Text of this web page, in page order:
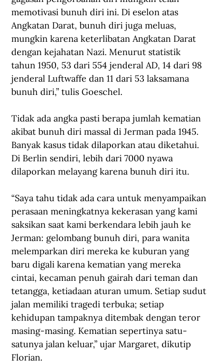
memotivasi bunuh diri ini. Di eselon atas
Angkatan Darat, bunuh diri juga meluas,
mungkin karena keterlibatan Angkatan Darat
dengan kejahatan Nazi. Menurut statistik
tahun 1950, 53 dari 554 jenderal AD, 14 dari 98
jenderal Luftwaffe dan 11 dari 53 laksamana
bunuh diri,” tulis Goeschel.
Tidak ada angka pasti berapa jumlah kematian
akibat bunuh diri massal di Jerman pada 1945.
Banyak kasus tidak dilaporkan atau diketahui.
Di Berlin sendiri, lebih dari 7000 nyawa
dilaporkan melayang karena bunuh diri itu.
“Saya tahu tidak ada cara untuk menyampaikan
perasaan meningkatnya kekerasan yang kami
saksikan saat kami berkendara lebih jauh ke
Jerman: gelombang bunuh diri, para wanita
melemparkan diri mereka ke kuburan yang
baru digali karena kematian yang mereka
cintai, kecaman penuh gairah dari teman dan
tetangga, ketiadaan aturan umum. Setiap sudut
jalan memiliki tragedi terbuka; setiap
kehidupan tampaknya ditembak dengan teror
masing-masing. Kematian sepertinya satu-
satunya jalan keluar,” ujar Margaret, dikutip
Florian.